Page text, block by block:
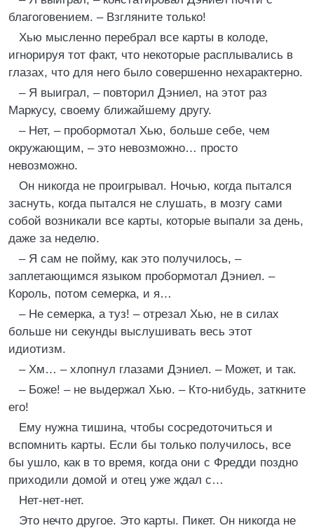
благоговением. – Взгляните только!
Хью мысленно перебрал все карты в колоде,
игнорируя тот факт, что некоторые расплывались в
глазах, что для него было совершенно нехарактерно.
– Я выиграл, – повторил Дэниел, на этот раз
Маркусу, своему ближайшему другу.
– Нет, – пробормотал Хью, больше себе, чем
окружающим, – это невозможно… просто
невозможно.
Он никогда не проигрывал. Ночью, когда пытался
заснуть, когда пытался не слушать, в мозгу сами
собой возникали все карты, которые выпали за день,
даже за неделю.
– Я сам не пойму, как это получилось, –
заплетающимся языком пробормотал Дэниел. –
Король, потом семерка, и я…
– Не семерка, а туз! – отрезал Хью, не в силах
больше ни секунды выслушивать весь этот
идиотизм.
– Хм… – хлопнул глазами Дэниел. – Может, и так.
– Боже! – не выдержал Хью. – Кто-нибудь, заткните
его!
Ему нужна тишина, чтобы сосредоточиться и
вспомнить карты. Если бы только получилось, все
бы ушло, как в то время, когда они с Фредди поздно
приходили домой и отец уже ждал с…
Нет-нет-нет.
Это нечто другое. Это карты. Пикет. Он никогда не